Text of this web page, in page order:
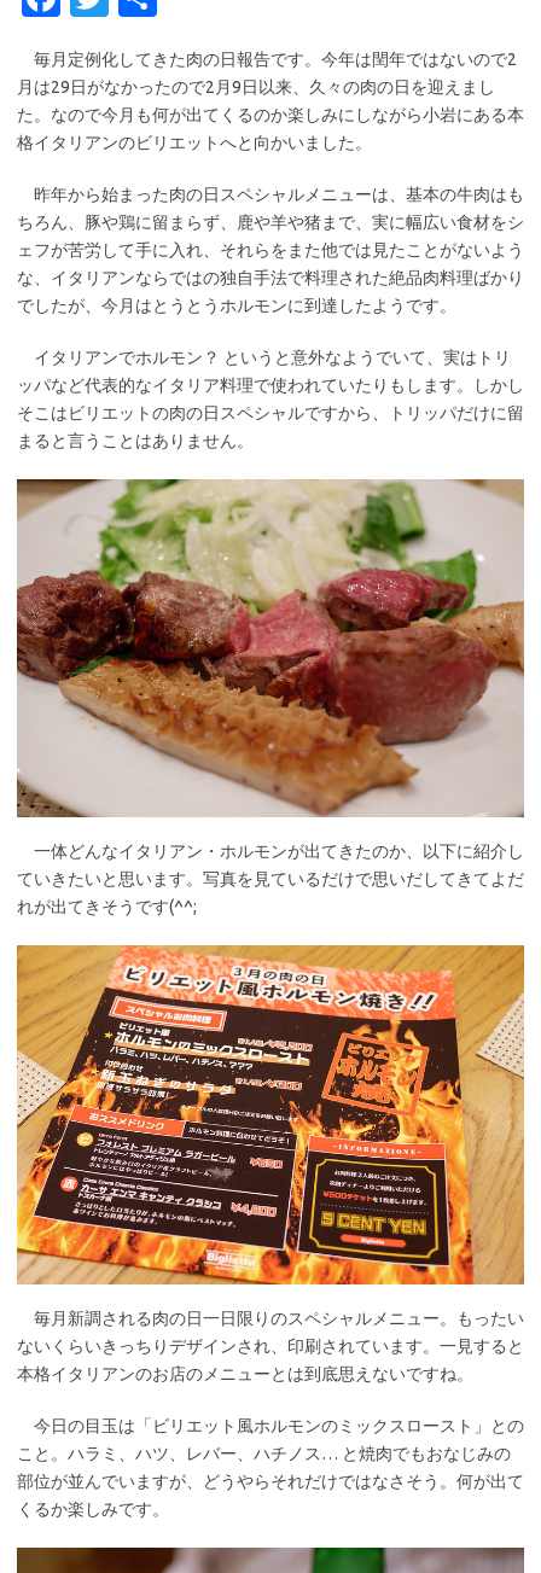
e
b
o
o
k
it
te
r
毎月定例化してきた肉の日報告です。今年は閏年ではないので2
月は29日がなかったので2月9日以来、久々の肉の日を迎えまし
た。なので今月も何が出てくるのか楽しみにしながら小岩にある本
格イタリアンのビリエットへと向かいました。
昨年から始まった肉の日スペシャルメニューは、基本の牛肉はも
ちろん、豚や鶏に留まらず、鹿や羊や猪まで、実に幅広い食材をシ
ェフが苦労して手に入れ、それらをまた他では見たことがないよう
な、イタリアンならではの独自手法で料理された絶品肉料理ばかり
でしたが、今月はとうとうホルモンに到達したようです。
イタリアンでホルモン？ というと意外なようでいて、実はトリ
ッパなど代表的なイタリア料理で使われていたりもします。しかし
そこはビリエットの肉の日スペシャルですから、トリッパだけに留
まると言うことはありません。
一体どんなイタリアン・ホルモンが出てきたのか、以下に紹介し
ていきたいと思います。写真を見ているだけで思いだしてきてよだ
れが出てきそうです(^^;
毎月新調される肉の日一日限りのスペシャルメニュー。もったい
ないくらいきっちりデザインされ、印刷されています。一見すると
本格イタリアンのお店のメニューとは到底思えないですね。
今日の目玉は「ビリエット風ホルモンのミックスロースト」との
こと。ハラミ、ハツ、レバー、ハチノス… と焼肉でもおなじみの
部位が並んでいますが、どうやらそれだけではなさそう。何が出て
くるか楽しみです。